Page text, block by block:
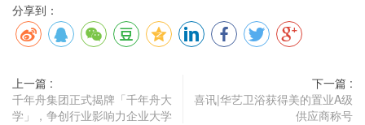
分享到：
上一篇 :
千年舟集团正式揭牌「千年舟大
学」，争创行业影响力企业大学
下一篇 :
喜讯|华艺卫浴获得美的置业A级
供应商称号